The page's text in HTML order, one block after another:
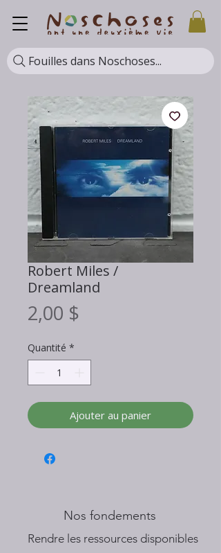
Fouilles dans Noschoses...
Robert Miles /
Dreamland
2,00 $
Quantité *
Ajouter au panier
Nos fondements
​Rendre les ressources disponibles